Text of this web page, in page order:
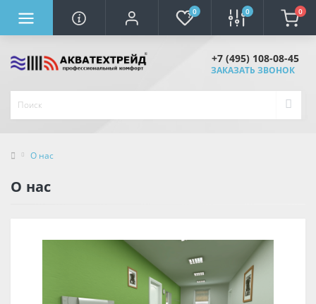
0 0 0
+7 (495) 108-08-45
ЗАКАЗАТЬ ЗВОНОК
О нас
О нас